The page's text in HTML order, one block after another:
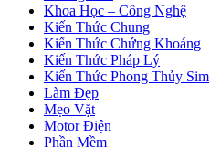
Khoa Học – Công Nghệ
Kiến Thức Chung
Kiến Thức Chứng Khoáng
Kiến Thức Pháp Lý
Kiến Thức Phong Thủy Sim
Làm Đẹp
Mẹo Vặt
Motor Điện
Phần Mềm